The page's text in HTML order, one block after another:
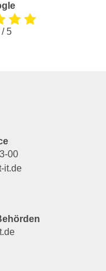
/ 5
00
it.de